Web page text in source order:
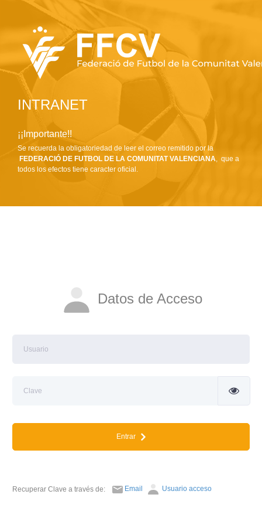
INTRANET
¡¡Importante!!
Se recuerda la obligatoriedad de leer el correo remitido por la
FEDERACIÓ DE FUTBOL DE LA COMUNITAT VALENCIANA, que a
todos los efectos tiene caracter oficial.
Datos de Acceso
Entrar
Recuperar Clave a través de: Email Usuario acceso